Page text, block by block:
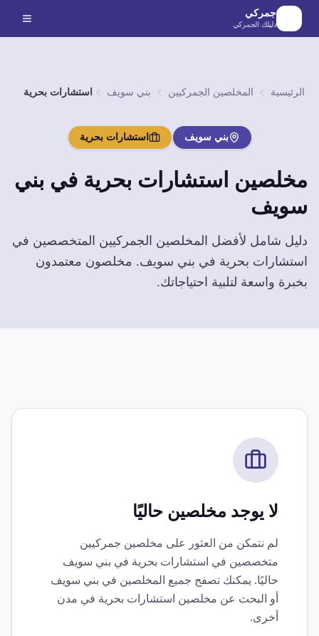
الانتقال إلى المحتوى الرئيسي
جمركي
دليلك الجمركي
الرئيسية المخلصين الجمركيين بني سويف استشارات بحرية
بني سويف استشارات بحرية
مخلصين استشارات بحرية في بني
سويف
دليل شامل لأفضل المخلصين الجمركيين المتخصصين في
استشارات بحرية في بني سويف. مخلصون معتمدون
بخبرة واسعة لتلبية احتياجاتك.
لا يوجد مخلصين حاليًا
لم نتمكن من العثور على مخلصين جمركيين
متخصصين في استشارات بحرية في بني سويف
حاليًا. يمكنك تصفح جميع المخلصين في بني سويف
أو البحث عن مخلصين استشارات بحرية في مدن
أخرى.